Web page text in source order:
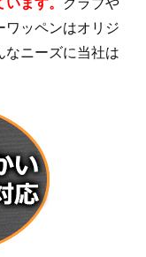
ます。
クラブや
ワッペンはオリジ
ニーズに当社は